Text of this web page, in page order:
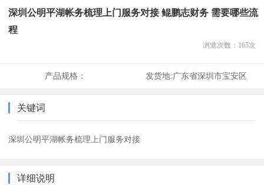
深圳公明平湖帐务梳理上门服务对接 鲲鹏志财务 需要哪些流
程
浏览次数： 165次
产品规格： 发货地:广东省深圳市宝安区
关键词
深圳公明平湖帐务梳理上门服务对接
详细说明